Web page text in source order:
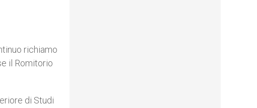
richiamo
il Romitorio
di Studi